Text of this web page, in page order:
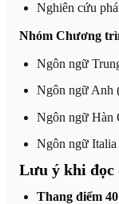
Nghiên cứu
Nhóm Chương
Ngôn ngữ
Ngôn ngữ Anh
Ngôn ngữ Hàn
Ngôn ngữ
Lưu ý khi đọc
Thang điểm